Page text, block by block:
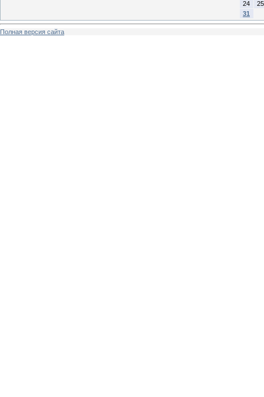
24
25
31
Полная версия сайта